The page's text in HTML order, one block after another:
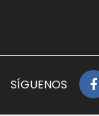
SÍGUENOS